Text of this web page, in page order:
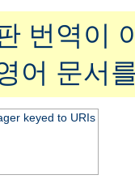
번역이
어 문서
keyed to URIs